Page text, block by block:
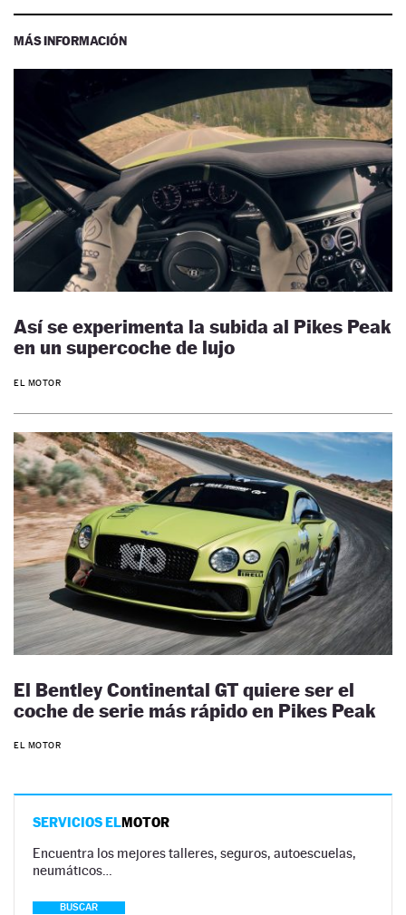
MÁS INFORMACIÓN
Así se experimenta la subida al Pikes Peak
en un supercoche de lujo
EL MOTOR
El Bentley Continental GT quiere ser el
coche de serie más rápido en Pikes Peak
EL MOTOR
SERVICIOS ELMOTOR
Encuentra los mejores talleres, seguros, autoescuelas,
neumáticos…
BUSCAR